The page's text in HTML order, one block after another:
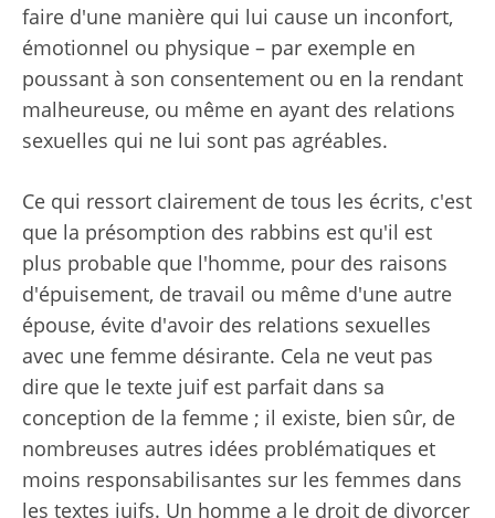
faire d'une manière qui lui cause un inconfort,
émotionnel ou physique – par exemple en
poussant à son consentement ou en la rendant
malheureuse, ou même en ayant des relations
sexuelles qui ne lui sont pas agréables.
Ce qui ressort clairement de tous les écrits, c'est
que la présomption des rabbins est qu'il est
plus probable que l'homme, pour des raisons
d'épuisement, de travail ou même d'une autre
épouse, évite d'avoir des relations sexuelles
avec une femme désirante. Cela ne veut pas
dire que le texte juif est parfait dans sa
conception de la femme ; il existe, bien sûr, de
nombreuses autres idées problématiques et
moins responsabilisantes sur les femmes dans
les textes juifs. Un homme a le droit de divorcer